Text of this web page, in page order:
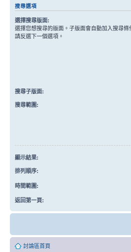
搜尋選項
選擇搜尋版面:
選擇您想搜尋的版面。子版面會自動加入搜尋條
請反選下一個選項。
搜尋子版面:
搜尋範圍:
顯示結果:
排列順序:
時間範圍:
返回第一頁:
討論區首頁